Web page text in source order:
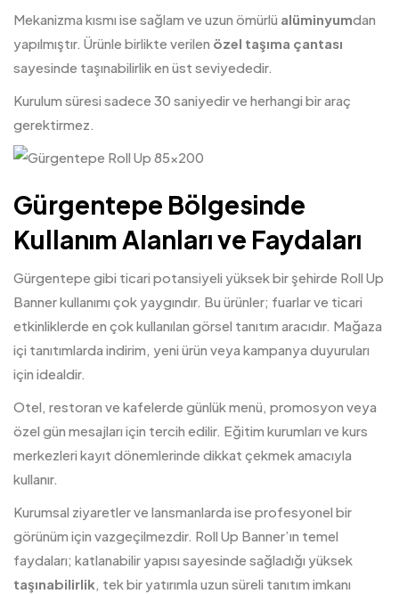
Mekanizma kısmı ise sağlam ve uzun ömürlü alüminyumdan
yapılmıştır. Ürünle birlikte verilen özel taşıma çantası
sayesinde taşınabilirlik en üst seviyededir.
Kurulum süresi sadece 30 saniyedir ve herhangi bir araç
gerektirmez.
Gürgentepe Bölgesinde
Kullanım Alanları ve Faydaları
Gürgentepe gibi ticari potansiyeli yüksek bir şehirde Roll Up
Banner kullanımı çok yaygındır. Bu ürünler; fuarlar ve ticari
etkinliklerde en çok kullanılan görsel tanıtım aracıdır. Mağaza
içi tanıtımlarda indirim, yeni ürün veya kampanya duyuruları
için idealdir.
Otel, restoran ve kafelerde günlük menü, promosyon veya
özel gün mesajları için tercih edilir. Eğitim kurumları ve kurs
merkezleri kayıt dönemlerinde dikkat çekmek amacıyla
kullanır.
Kurumsal ziyaretler ve lansmanlarda ise profesyonel bir
görünüm için vazgeçilmezdir. Roll Up Banner’ın temel
faydaları; katlanabilir yapısı sayesinde sağladığı yüksek
taşınabilirlik, tek bir yatırımla uzun süreli tanıtım imkanı